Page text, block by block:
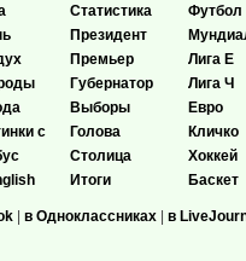
с
Статистика
Президент
Премьер
Губернатор
Выборы
Голова
Столица
Итоги
Футбол
Лига Е
Лига Ч
Евро
Кличко
Хоккей
Баскет
| в Одноклассниках | в